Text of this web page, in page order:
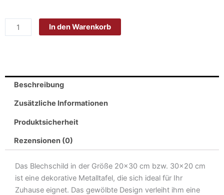
-
Spruch
Superhelden
Umhang
PAPA
Metall
Blechschild
Menge
In den Warenkorb
Beschreibung
Zusätzliche Informationen
Produktsicherheit
Rezensionen (0)
Das Blechschild in der Größe 20×30 cm bzw. 30×20 cm
ist eine dekorative Metalltafel, die sich ideal für Ihr
Zuhause eignet. Das gewölbte Design verleiht ihm eine